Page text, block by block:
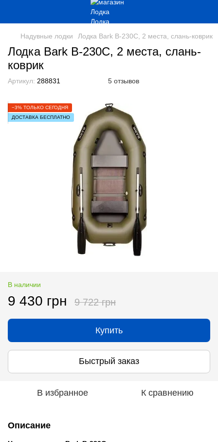
Надувные лодки Лодка Bark B-230C, 2 места, слань-коврик
Лодка Bark B-230C, 2 места, слань-
коврик
Артикул: 288831 5 отзывов
−3% ТОЛЬКО СЕГОДНЯ
ДОСТАВКА БЕСПЛАТНО
В наличии
9 430 грн 9 722 грн
Купить
Быстрый заказ
В избранное К сравнению
Описание